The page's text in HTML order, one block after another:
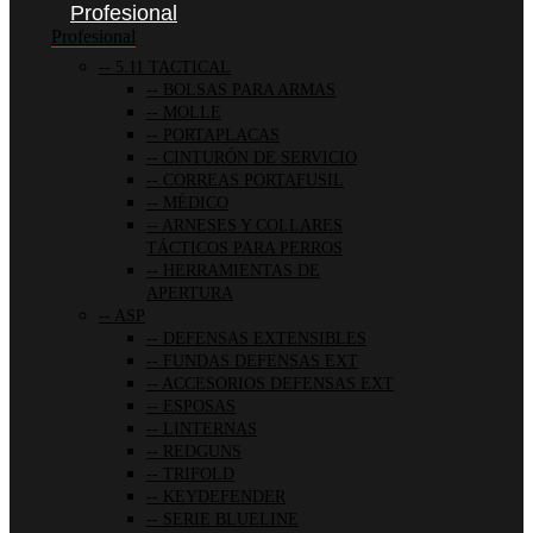
Profesional
Profesional
5.11 TACTICAL
BOLSAS PARA ARMAS
MOLLE
PORTAPLACAS
CINTURÓN DE SERVICIO
CORREAS PORTAFUSIL
MÉDICO
ARNESES Y COLLARES
TÁCTICOS PARA PERROS
HERRAMIENTAS DE
APERTURA
ASP
DEFENSAS EXTENSIBLES
FUNDAS DEFENSAS EXT
ACCESORIOS DEFENSAS EXT
ESPOSAS
LINTERNAS
REDGUNS
TRIFOLD
KEYDEFENDER
SERIE BLUELINE